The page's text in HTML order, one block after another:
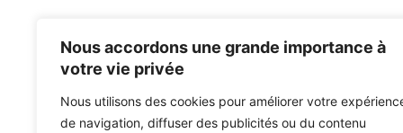
Nous accordons une grande importance à
votre vie privée
Nous utilisons des cookies pour améliorer votre
de navigation, diffuser des publicités ou du contenu